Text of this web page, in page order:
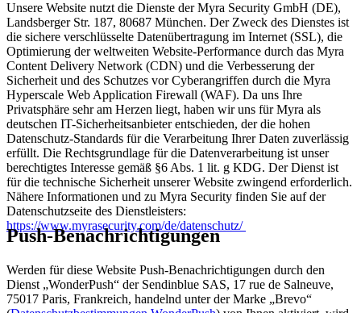
Unsere Website nutzt die Dienste der Myra Security GmbH (DE),
Landsberger Str. 187, 80687 München. Der Zweck des Dienstes ist
die sichere verschlüsselte Datenübertragung im Internet (SSL), die
Optimierung der weltweiten Website-Performance durch das Myra
Content Delivery Network (CDN) und die Verbesserung der
Sicherheit und des Schutzes vor Cyberangriffen durch die Myra
Hyperscale Web Application Firewall (WAF). Da uns Ihre
Privatsphäre sehr am Herzen liegt, haben wir uns für Myra als
deutschen IT-Sicherheitsanbieter entschieden, der die hohen
Datenschutz-Standards für die Verarbeitung Ihrer Daten zuverlässig
erfüllt. Die Rechtsgrundlage für die Datenverarbeitung ist unser
berechtigtes Interesse gemäß §6 Abs. 1 lit. g KDG. Der Dienst ist
für die technische Sicherheit unserer Website zwingend erforderlich.
Nähere Informationen und zu Myra Security finden Sie auf der
Datenschutzseite des Dienstleisters:
https://www.myrasecurity.com/de/datenschutz/
Push-Benachrichtigungen
Werden für diese Website Push-Benachrichtigungen durch den
Dienst „WonderPush“ der Sendinblue SAS, 17 rue de Salneuve,
75017 Paris, Frankreich, handelnd unter der Marke „Brevo“